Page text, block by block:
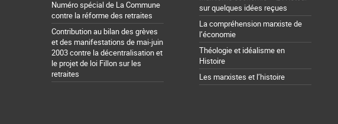
Numéro spécial de La Commune
contre la réforme des retraites
Contribution au bilan des grèves
et des manifestations de mai-juin
2003 contre la décentralisation et
le projet de loi Fillon sur les
retraites
sur quelques idées reçues
La compréhension marxiste de
l’économie
Théologie et idéalisme en
Histoire
Les marxistes et l’histoire